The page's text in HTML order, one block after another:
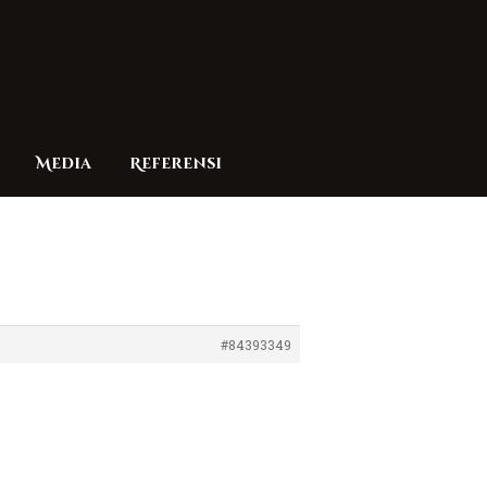
Media Referensi
#84393349